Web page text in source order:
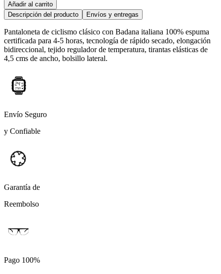
Añadir al carrito
Descripción del producto
Envíos y entregas
Pantaloneta de ciclismo clásico con Badana italiana 100% espuma
certificada para 4-5 horas, tecnología de rápido secado, elongación
bidireccional, tejido regulador de temperatura, tirantas elásticas de
4,5 cms de ancho, bolsillo lateral.
Envío Seguro
y Confiable
Garantía de
Reembolso
Pago 100%